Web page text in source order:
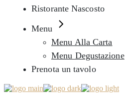
Ristorante Nascosto
Menu
Menu Alla Carta
Menu Degustazione
Prenota un tavolo